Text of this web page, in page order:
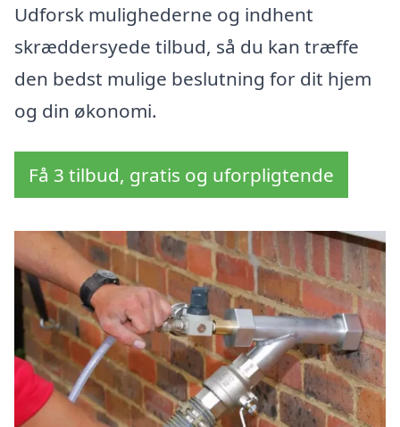
Udforsk mulighederne og indhent
skræddersyede tilbud, så du kan træffe
den bedst mulige beslutning for dit hjem
og din økonomi.
Få 3 tilbud, gratis og uforpligtende